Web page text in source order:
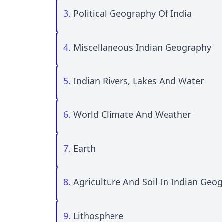
3. Political Geography Of India
4. Miscellaneous Indian Geography
5. Indian Rivers, Lakes And Water
6. World Climate And Weather
7. Earth
8. Agriculture And Soil In Indian
9. Lithosphere